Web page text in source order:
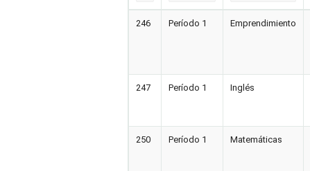
246 Período 1 Emprendimiento
247 Período 1 Inglés
250 Período 1 Matemáticas